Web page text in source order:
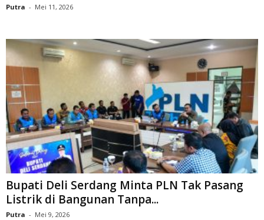
Putra - Mei 11, 2026
Bupati Deli Serdang Minta PLN Tak Pasang
Listrik di Bangunan Tanpa...
Putra - Mei 9, 2026